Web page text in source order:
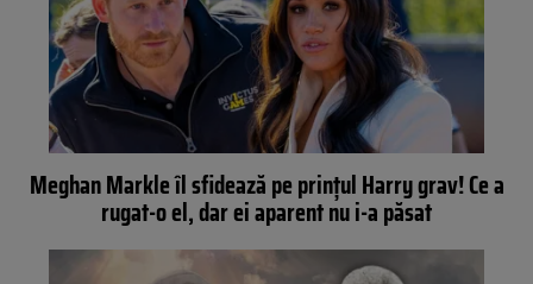
Meghan Markle îl sfidează pe prințul Harry grav! Ce a
rugat-o el, dar ei aparent nu i-a păsat